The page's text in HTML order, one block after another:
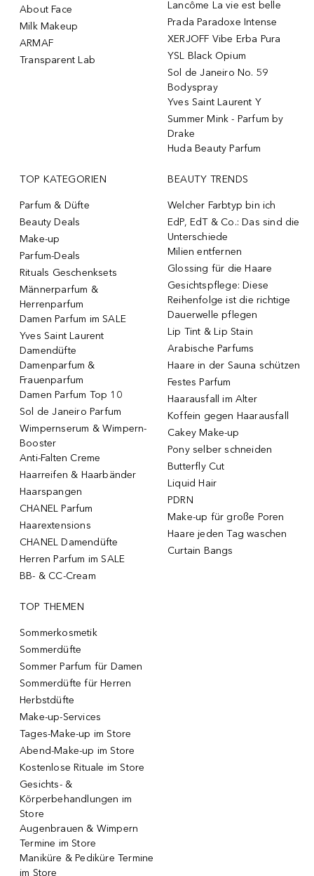
About Face
Milk Makeup
ARMAF
Transparent Lab
Lancôme La vie est belle
Prada Paradoxe Intense
XERJOFF Vibe Erba Pura
YSL Black Opium
Sol de Janeiro No. 59
Bodyspray
Yves Saint Laurent Y
Summer Mink - Parfum by
Drake
Huda Beauty Parfum
TOP KATEGORIEN
Parfum & Düfte
Beauty Deals
Make-up
Parfum-Deals
Rituals Geschenksets
Männerparfum &
Herrenparfum
Damen Parfum im SALE
Yves Saint Laurent
Damendüfte
Damenparfum &
Frauenparfum
Damen Parfum Top 10
Sol de Janeiro Parfum
Wimpernserum & Wimpern-
Booster
Anti-Falten Creme
Haarreifen & Haarbänder
Haarspangen
CHANEL Parfum
Haarextensions
CHANEL Damendüfte
Herren Parfum im SALE
BB- & CC-Cream
BEAUTY TRENDS
Welcher Farbtyp bin ich
EdP, EdT & Co.: Das sind die
Unterschiede
Milien entfernen
Glossing für die Haare
Gesichtspflege: Diese
Reihenfolge ist die richtige
Dauerwelle pflegen
Lip Tint & Lip Stain
Arabische Parfums
Haare in der Sauna schützen
Festes Parfum
Haarausfall im Alter
Koffein gegen Haarausfall
Cakey Make-up
Pony selber schneiden
Butterfly Cut
Liquid Hair
PDRN
Make-up für große Poren
Haare jeden Tag waschen
Curtain Bangs
TOP THEMEN
Sommerkosmetik
Sommerdüfte
Sommer Parfum für Damen
Sommerdüfte für Herren
Herbstdüfte
Make-up-Services
Tages-Make-up im Store
Abend-Make-up im Store
Kostenlose Rituale im Store
Gesichts- &
Körperbehandlungen im
Store
Augenbrauen & Wimpern
Termine im Store
Maniküre & Pediküre Termine
im Store